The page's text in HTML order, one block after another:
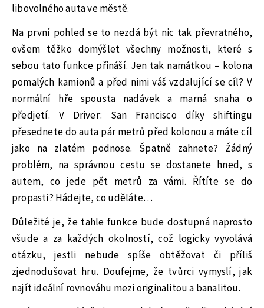
libovolného auta ve městě.
Na první pohled se to nezdá být nic tak převratného,
ovšem těžko domýšlet všechny možnosti, které s
sebou tato funkce přináší. Jen tak namátkou – kolona
pomalých kamionů a před nimi váš vzdalující se cíl? V
normální hře spousta nadávek a marná snaha o
předjetí. V Driver: San Francisco díky shiftingu
přesednete do auta pár metrů před kolonou a máte cíl
jako na zlatém podnose. Špatně zahnete? Žádný
problém, na správnou cestu se dostanete hned, s
autem, co jede pět metrů za vámi. Řítíte se do
propasti? Hádejte, co uděláte…
Důležité je, že tahle funkce bude dostupná naprosto
všude a za každých okolností, což logicky vyvolává
otázku, jestli nebude spíše obtěžovat či příliš
zjednodušovat hru. Doufejme, že tvůrci vymyslí, jak
najít ideální rovnováhu mezi originalitou a banalitou.